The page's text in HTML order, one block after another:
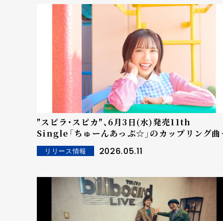
″スピラ・スピカ″、6月3日(水)発売11th
Single「ちゅーんあっぷ☆」のカップリング曲
に、 wacciのボーカル＆ギター・橋口洋平氏によ
る提供楽曲「よくばり」の収録が決定！
リリース情報 2026.05.11